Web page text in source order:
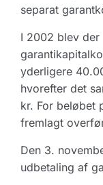
separat
I 2002 blev der
yderligere
hvorefter det
kr. For beløbet
fremlagt
Den 3.
udbetaling af